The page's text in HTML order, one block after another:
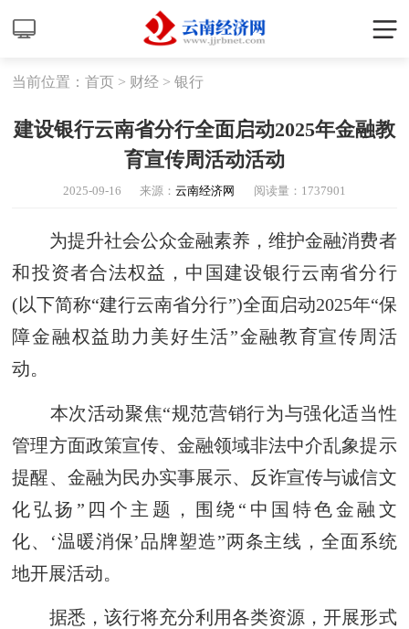
当前位置：首页 > 财经 >银行
建设银行云南省分行全面启动2025年金融教
育宣传周活动活动
2025-09-16 来源：云南经济网 阅读量： 1737901
为提升社会公众金融素养，维护金融消费者
和投资者合法权益，中国建设银行云南省分行
(以下简称“建行云南省分行”)全面启动2025年“保
障金融权益助力美好生活”金融教育宣传周活
动。
本次活动聚焦“规范营销行为与强化适当性
管理方面政策宣传、金融领域非法中介乱象提示
提醒、金融为民办实事展示、反诈宣传与诚信文
化弘扬”四个主题，围绕“中国特色金融文
化、‘温暖消保’品牌塑造”两条主线，全面系统
地开展活动。
据悉，该行将充分利用各类资源，开展形式